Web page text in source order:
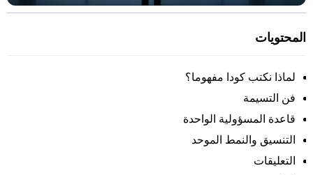
المحتويات
لماذا نكتب كودا مفهوما؟
فن التسيمة
قاعدة المسؤولية الواحدة
التنسيق والنمط الموحد
التعليقات